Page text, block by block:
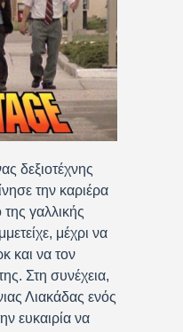
δεξιοτέχνης
την καριέρα
της γαλλικής
μέχρι να
και να τον
Στη συνέχεια,
Λιακάδας ενός
ευκαιρία να